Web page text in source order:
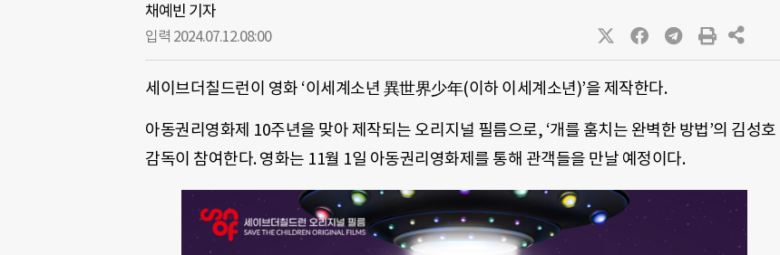
채예빈 기자
입력 2024.07.12.08:00
세이브더칠드런이 영화 ‘이세계소년 異世界少年(이하 이세계소년)’을 제작한다.
아동권리영화제 10주년을 맞아 제작되는 오리지널 필름으로, ‘개를 훔치는 완벽한 방법’의 김성호
감독이 참여한다. 영화는 11월 1일 아동권리영화제를 통해 관객들을 만날 예정이다.